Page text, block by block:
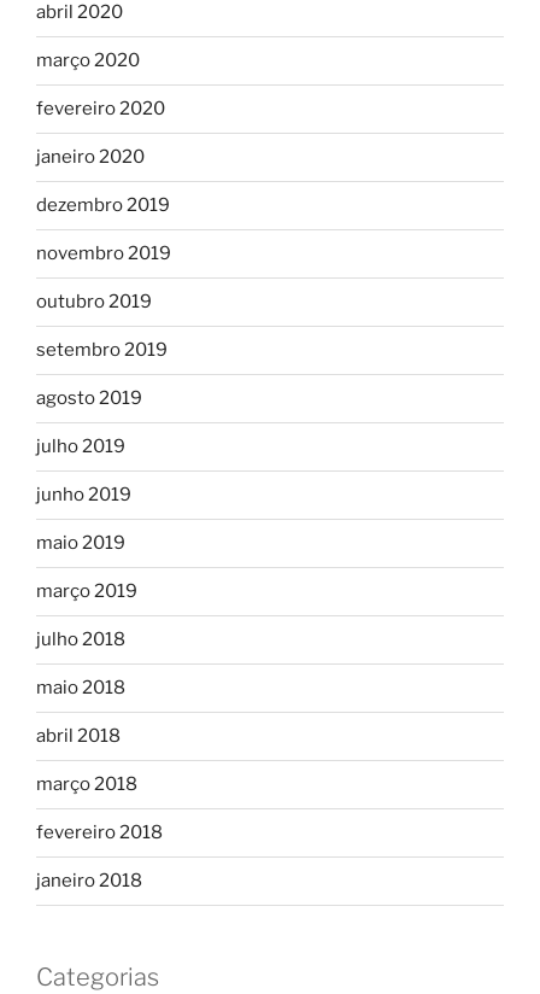
abril 2020
março 2020
fevereiro 2020
janeiro 2020
dezembro 2019
novembro 2019
outubro 2019
setembro 2019
agosto 2019
julho 2019
junho 2019
maio 2019
março 2019
julho 2018
maio 2018
abril 2018
março 2018
fevereiro 2018
janeiro 2018
Categorias